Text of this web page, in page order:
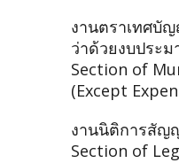
งานตราเทศบั
ว่าด้วยงบประ
Section of
(Except
งานนิติการสัญ
Section of